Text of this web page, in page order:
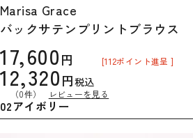
Marisa Grace
バックサテンプリントブラウス
17,600
12,320 税込
[112ポイント進呈 ]
（0件） レビューを見る
02アイボリー